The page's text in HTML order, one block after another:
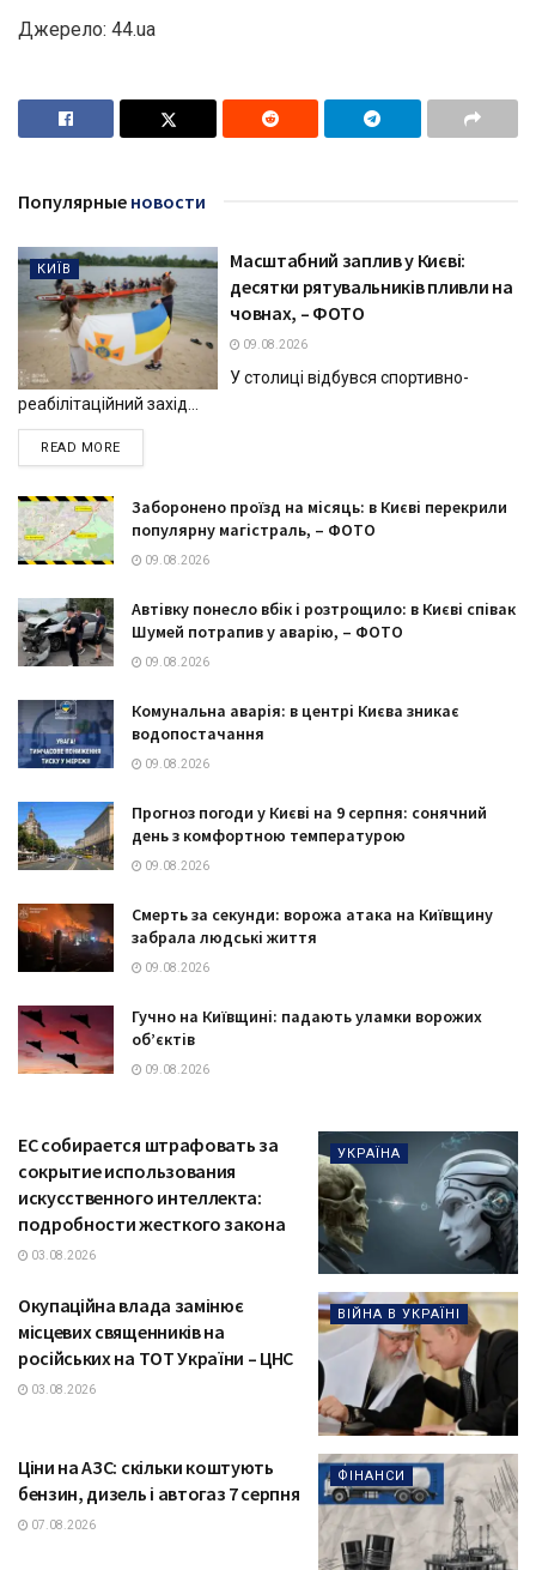
Джерело: 44.ua
Популярные новости
КИЇВ
Масштабний заплив у Києві:
десятки рятувальників пливли на
човнах, – ФОТО
09.08.2026
У столиці відбувся спортивно-
реабілітаційний захід...
READ MOREDETAILS
Заборонено проїзд на місяць: в Києві перекрили
популярну магістраль, – ФОТО
09.08.2026
Автівку понесло вбік і розтрощило: в Києві співак
Шумей потрапив у аварію, – ФОТО
09.08.2026
Комунальна аварія: в центрі Києва зникає
водопостачання
09.08.2026
Прогноз погоди у Києві на 9 серпня: сонячний
день з комфортною температурою
09.08.2026
Смерть за секунди: ворожа атака на Київщину
забрала людські життя
09.08.2026
Гучно на Київщині: падають уламки ворожих
об’єктів
09.08.2026
УКРАЇНА
ЕС собирается штрафовать за
сокрытие использования
искусственного интеллекта:
подробности жесткого закона
03.08.2026
ВІЙНА В УКРАЇНІ
Окупаційна влада замінює
місцевих священників на
російських на ТОТ України – ЦНС
03.08.2026
ФІНАНСИ
Ціни на АЗС: скільки коштують
бензин, дизель і автогаз 7 серпня
07.08.2026